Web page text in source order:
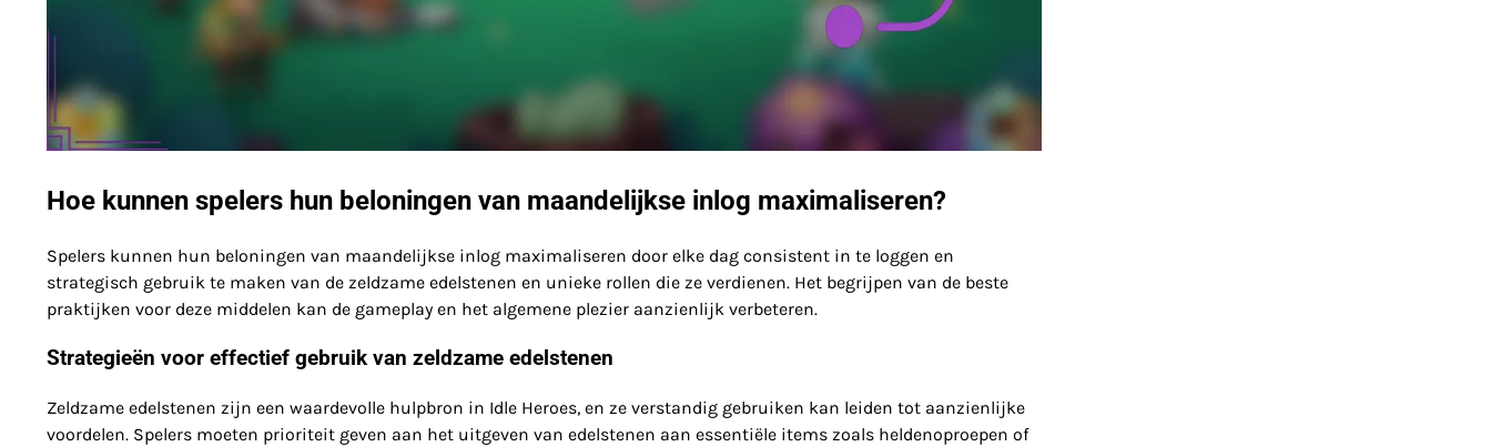
Hoe kunnen spelers hun beloningen van maandelijkse inlog maximaliseren?
Spelers kunnen hun beloningen van maandelijkse inlog maximaliseren door elke dag consistent in te loggen en
strategisch gebruik te maken van de zeldzame edelstenen en unieke rollen die ze verdienen. Het begrijpen van de beste
praktijken voor deze middelen kan de gameplay en het algemene plezier aanzienlijk verbeteren.
Strategieën voor effectief gebruik van zeldzame edelstenen
Zeldzame edelstenen zijn een waardevolle hulpbron in Idle Heroes, en ze verstandig gebruiken kan leiden tot aanzienlijke
voordelen. Spelers moeten prioriteit geven aan het uitgeven van edelstenen aan essentiële items zoals heldenoproepen of